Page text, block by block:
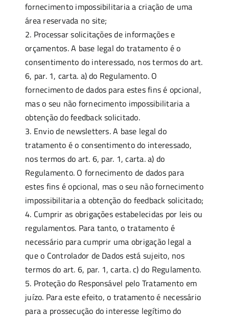
fornecimento impossibilitaria a criação de uma
área reservada no site;
2. Processar solicitações de informações e
orçamentos. A base legal do tratamento é o
consentimento do interessado, nos termos do art.
6, par. 1, carta. a) do Regulamento. O
fornecimento de dados para estes fins é opcional,
mas o seu não fornecimento impossibilitaria a
obtenção do feedback solicitado.
3. Envio de newsletters. A base legal do
tratamento é o consentimento do interessado,
nos termos do art. 6, par. 1, carta. a) do
Regulamento. O fornecimento de dados para
estes fins é opcional, mas o seu não fornecimento
impossibilitaria a obtenção do feedback solicitado;
4. Cumprir as obrigações estabelecidas por leis ou
regulamentos. Para tanto, o tratamento é
necessário para cumprir uma obrigação legal a
que o Controlador de Dados está sujeito, nos
termos do art. 6, par. 1, carta. c) do Regulamento.
5. Proteção do Responsável pelo Tratamento em
juízo. Para este efeito, o tratamento é necessário
para a prossecução do interesse legítimo do